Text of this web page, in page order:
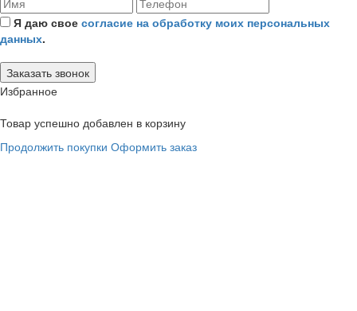
Я даю свое согласие на обработку моих персональных
данных.
Избранное
Товар успешно добавлен в корзину
Продолжить покупки Оформить заказ